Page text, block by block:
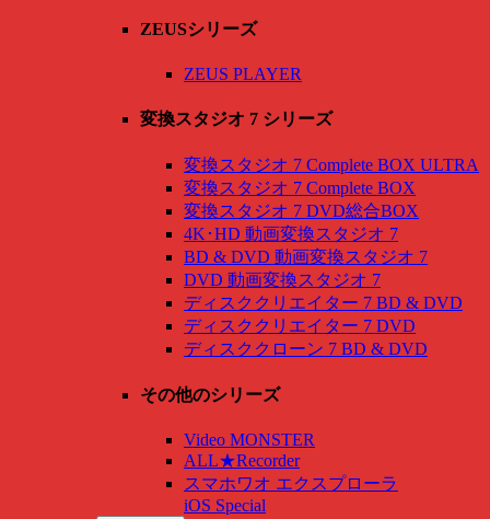
ZEUSシリーズ
ZEUS PLAYER
変換スタジオ 7 シリーズ
変換スタジオ 7 Complete BOX ULTRA
変換スタジオ 7 Complete BOX
変換スタジオ 7 DVD総合BOX
4K･HD 動画変換スタジオ 7
BD & DVD 動画変換スタジオ 7
DVD 動画変換スタジオ 7
ディスククリエイター 7 BD & DVD
ディスククリエイター 7 DVD
ディスククローン 7 BD & DVD
その他のシリーズ
Video MONSTER
ALL★Recorder
スマホワオ エクスプローラ
iOS Special